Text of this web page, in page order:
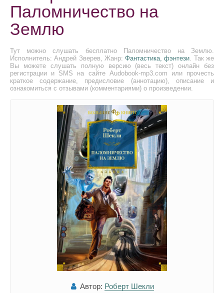
Паломничество на
Землю
Тут можно слушать бесплатно Паломничество на Землю.
Исполнитель: Андрей Зверев, Жанр:Фантастика, фэнтези. Так же
Вы можете слушать полную версию (весь текст) онлайн без
регистрации и SMS на сайте Audobook-mp3.com или прочесть
краткое содержание, предисловие (аннотацию), описание и
ознакомиться с отзывами (комментариями) о произведении.
Автор: Роберт Шекли